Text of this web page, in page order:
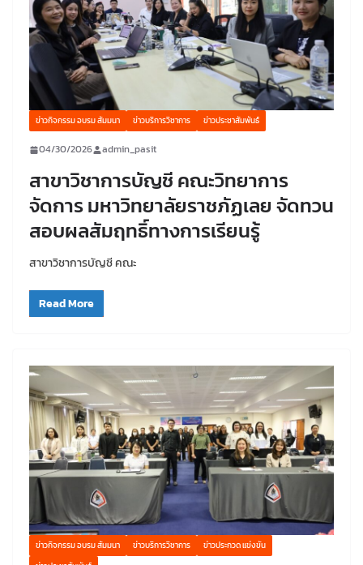
ข่าวกิจกรรม อบรม สัมมนา ข่าวบริการวิชาการ ข่าวประชาสัมพันธ์
04/30/2026 admin_pasit
สาขาวิชาการบัญชี คณะวิทยาการ
จัดการ มหาวิทยาลัยราชภัฏเลย จัดทวน
สอบผลสัมฤทธิ์ทางการเรียนรู้
สาขาวิชาการบัญชี คณะ
Read More
ข่าวกิจกรรม อบรม สัมมนา ข่าวบริการวิชาการ
ข่าวประกวด แข่งขัน